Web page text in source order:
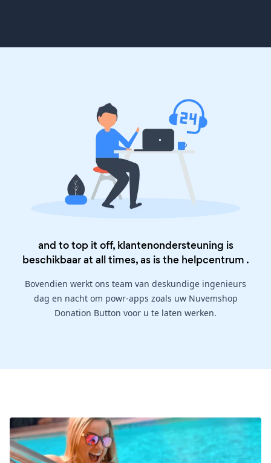
and to top it off, klantenondersteuning is
beschikbaar at all times, as is the helpcentrum .
Bovendien werkt ons team van deskundige ingenieurs
dag en nacht om powr-apps zoals uw Nuvemshop
Donation Button voor u te laten werken.